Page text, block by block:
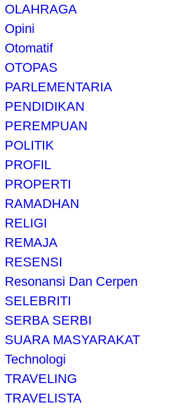
OLAHRAGA
Opini
Otomatif
OTOPAS
PARLEMENTARIA
PENDIDIKAN
PEREMPUAN
POLITIK
PROFIL
PROPERTI
RAMADHAN
RELIGI
REMAJA
RESENSI
Resonansi Dan Cerpen
SELEBRITI
SERBA SERBI
SUARA MASYARAKAT
Technologi
TRAVELING
TRAVELISTA